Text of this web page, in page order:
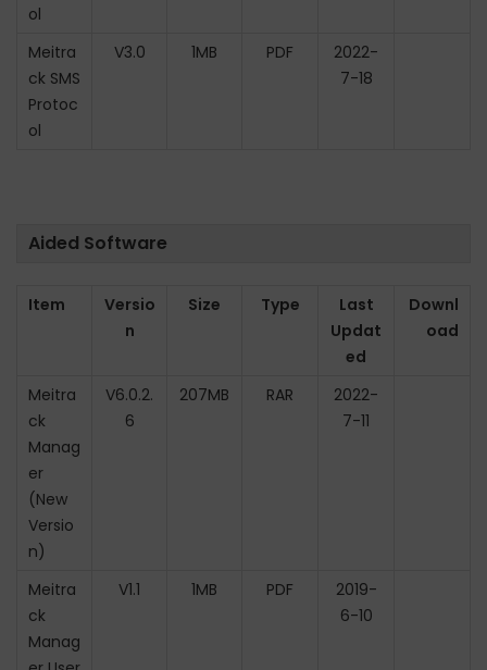
ol
Meitra
ck SMS
Protoc
ol
V3.0 1MB PDF
2022-
7-18
Aided Software
Item
Versio
n
Size Type
Last
Updat
ed
Downl
oad
Meitra
ck
Manag
er
(New
Versio
n)
V6.0.2.
6
207MB RAR
2022-
7-11
Meitra
ck
Manag
V1.1 1MB PDF
2019-
6-10